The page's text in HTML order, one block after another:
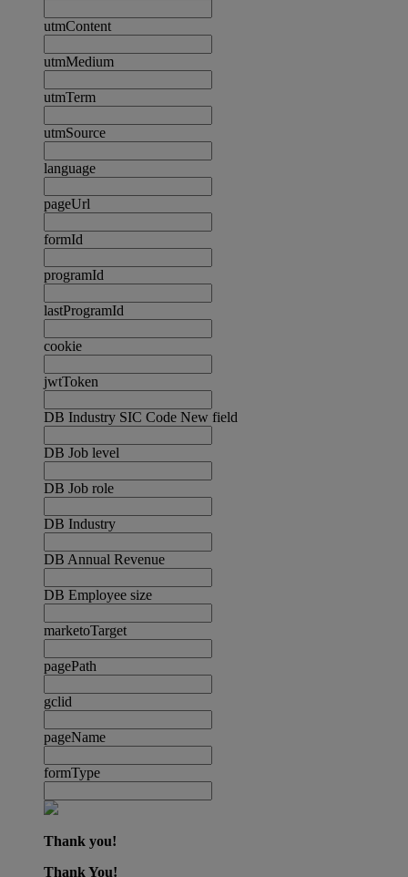
utmContent
utmMedium
utmTerm
utmSource
language
pageUrl
formId
programId
lastProgramId
cookie
jwtToken
DB Industry SIC Code New field
DB Job level
DB Job role
DB Industry
DB Annual Revenue
DB Employee size
marketoTarget
pagePath
gclid
pageName
formType
Thank you!
Thank You!